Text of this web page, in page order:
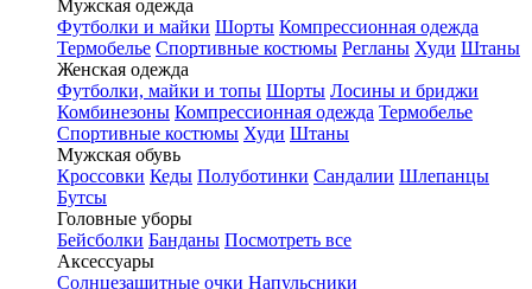
Мужская одежда
Футболки и майки Шорты Компрессионная одежда
Термобелье Спортивные костюмы Регланы Худи Штаны
Женская одежда
Футболки, майки и топы Шорты Лосины и бриджи
Комбинезоны Компрессионная одежда Термобелье
Спортивные костюмы Худи Штаны
Мужская обувь
Кроссовки Кеды Полуботинки Сандалии Шлепанцы
Бутсы
Головные уборы
Бейсболки Банданы Посмотреть все
Аксессуары
Солнцезащитные очки Напульсники